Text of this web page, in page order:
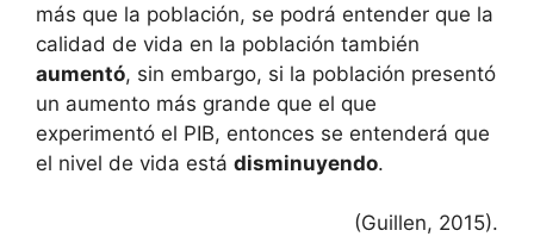
más que la población, se podrá entender que la
calidad de vida en la población también
aumentó, sin embargo, si la población presentó
un aumento más grande que el que
experimentó el PIB, entonces se entenderá que
el nivel de vida está disminuyendo.
(Guillen, 2015).